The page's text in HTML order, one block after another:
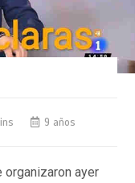
9 años
ayer